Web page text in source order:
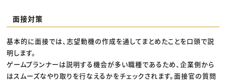
面接対策
基本的に面接では、志望動機の作成を通してまとめたことを口頭で説
明します。
ゲームプランナーは説明する機会が多い職種であるため、企業側から
はスムーズなやり取りを行なえるかをチェックされます。面接官の質問